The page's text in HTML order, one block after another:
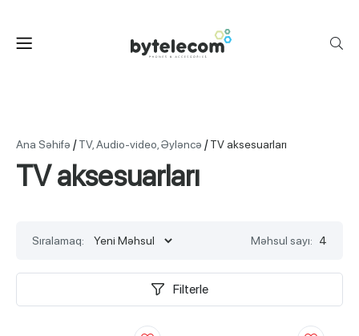
Ana Səhifə / TV, Audio-video, Əyləncə / TV aksesuarları
TV aksesuarları
Sıralamaq: Məhsul sayı: 4
Filterle